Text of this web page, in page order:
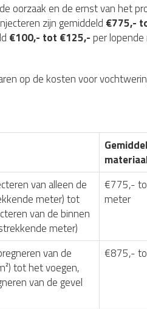
oorzaak en de ernst van het
zijn gemiddeld €775,-
€100,- tot €125,- per
op de kosten voor
van alleen de
meter) tot
van de binnen
meter)
€775,-
meter
van de
tot het voegen,
van de gevel
€875,-